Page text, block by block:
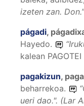
izeten zan. Don.”
págadi,
Hayedo.
“
kalean
pagakizun,
beharrekoa.
“
ueri dao.". (Lar